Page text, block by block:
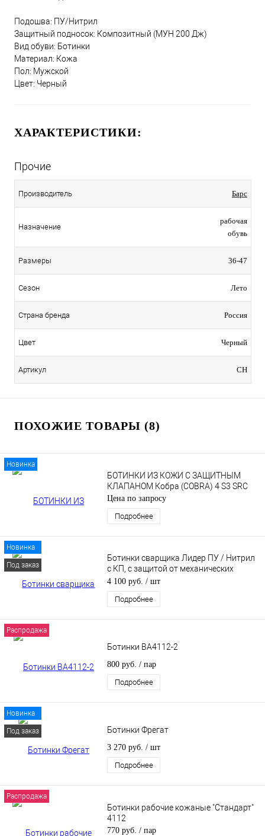
Подошва: ПУ/Нитрил
Защитный подносок: Композитный (МУН 200 Дж)
Вид обуви: Ботинки
Материал: Кожа
Пол: Мужской
Цвет: Черный
ХАРАКТЕРИСТИКИ:
Прочие
Производитель Барс
Назначение
рабочая
обувь
Размеры 36-47
Сезон Лето
Страна бренда Россия
Цвет Черный
Артикул СН
ПОХОЖИЕ ТОВАРЫ (8)
Новинка
БОТИНКИ ИЗ КОЖИ С ЗАЩИТНЫМ
КЛАПАНОМ Кобра (COBRA) 4 S3 SRC
Цена по запросу
Подробнее
Новинка
Под заказ
Ботинки сварщика Лидер ПУ / Нитрил
с КП, с защитой от механических
воздействий, брызг, искр
4 100 руб. / шт
Подробнее
Распродажа
Ботинки ВА4112-2
800 руб. / пар
Подробнее
Новинка
Под заказ Ботинки Фрегат
3 270 руб. / шт
Подробнее
Распродажа
Ботинки рабочие кожаные "Стандарт"
4112
770 руб. / пар